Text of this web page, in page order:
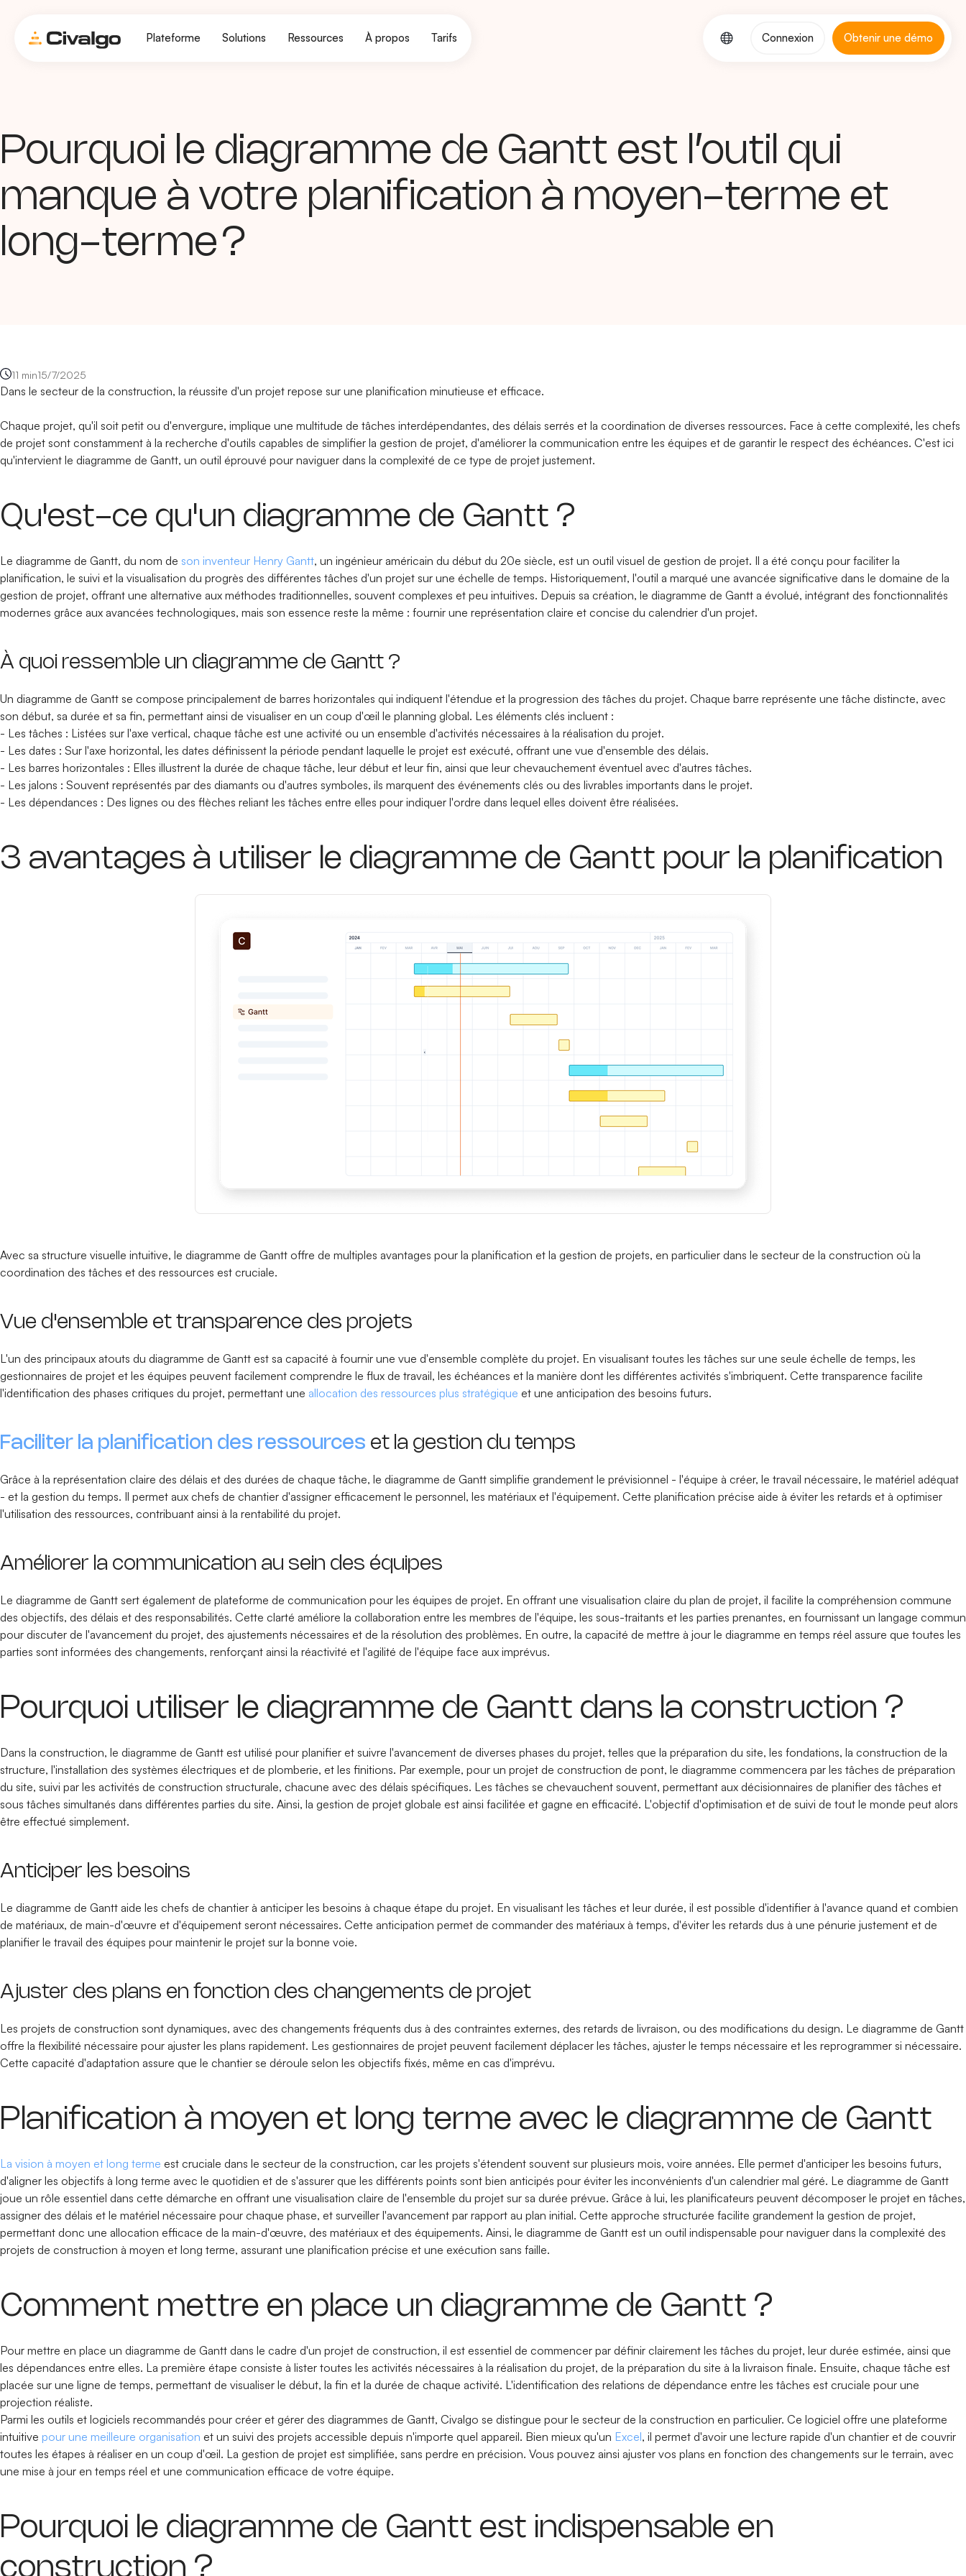
Plateforme Solutions Ressources À propos Tarifs Connexion Obtenir une démo
Pourquoi le diagramme de Gantt est l’outil qui
manque à votre planification à moyen-terme et
long-terme ?
11 min15/7/2025
Dans le secteur de la construction, la réussite d'un projet repose sur une planification minutieuse et efficace.
Chaque projet, qu'il soit petit ou d'envergure, implique une multitude de tâches interdépendantes, des délais serrés et la coordination de diverses ressources. Face à cette complexité, les chefs
de projet sont constamment à la recherche d'outils capables de simplifier la gestion de projet, d'améliorer la communication entre les équipes et de garantir le respect des échéances. C'est ici
qu'intervient le diagramme de Gantt, un outil éprouvé pour naviguer dans la complexité de ce type de projet justement.
Qu'est-ce qu'un diagramme de Gantt ?
Le diagramme de Gantt, du nom de son inventeur Henry Gantt, un ingénieur américain du début du 20e siècle, est un outil visuel de gestion de projet. Il a été conçu pour faciliter la
planification, le suivi et la visualisation du progrès des différentes tâches d'un projet sur une échelle de temps. Historiquement, l'outil a marqué une avancée significative dans le domaine de la
gestion de projet, offrant une alternative aux méthodes traditionnelles, souvent complexes et peu intuitives. Depuis sa création, le diagramme de Gantt a évolué, intégrant des fonctionnalités
modernes grâce aux avancées technologiques, mais son essence reste la même : fournir une représentation claire et concise du calendrier d'un projet.
À quoi ressemble un diagramme de Gantt ?
Un diagramme de Gantt se compose principalement de barres horizontales qui indiquent l'étendue et la progression des tâches du projet. Chaque barre représente une tâche distincte, avec
son début, sa durée et sa fin, permettant ainsi de visualiser en un coup d'œil le planning global. Les éléments clés incluent :
- Les tâches : Listées sur l'axe vertical, chaque tâche est une activité ou un ensemble d'activités nécessaires à la réalisation du projet.
- Les dates : Sur l'axe horizontal, les dates définissent la période pendant laquelle le projet est exécuté, offrant une vue d'ensemble des délais.
- Les barres horizontales : Elles illustrent la durée de chaque tâche, leur début et leur fin, ainsi que leur chevauchement éventuel avec d'autres tâches.
- Les jalons : Souvent représentés par des diamants ou d'autres symboles, ils marquent des événements clés ou des livrables importants dans le projet.
- Les dépendances : Des lignes ou des flèches reliant les tâches entre elles pour indiquer l'ordre dans lequel elles doivent être réalisées.
3 avantages à utiliser le diagramme de Gantt pour la planification
Avec sa structure visuelle intuitive, le diagramme de Gantt offre de multiples avantages pour la planification et la gestion de projets, en particulier dans le secteur de la construction où la
coordination des tâches et des ressources est cruciale.
Vue d'ensemble et transparence des projets
L'un des principaux atouts du diagramme de Gantt est sa capacité à fournir une vue d'ensemble complète du projet. En visualisant toutes les tâches sur une seule échelle de temps, les
gestionnaires de projet et les équipes peuvent facilement comprendre le flux de travail, les échéances et la manière dont les différentes activités s'imbriquent. Cette transparence facilite
l'identification des phases critiques du projet, permettant une allocation des ressources plus stratégique et une anticipation des besoins futurs.
Faciliter la planification des ressources et la gestion du temps
Grâce à la représentation claire des délais et des durées de chaque tâche, le diagramme de Gantt simplifie grandement le prévisionnel - l'équipe à créer, le travail nécessaire, le matériel adéquat
- et la gestion du temps. Il permet aux chefs de chantier d'assigner efficacement le personnel, les matériaux et l'équipement. Cette planification précise aide à éviter les retards et à optimiser
l'utilisation des ressources, contribuant ainsi à la rentabilité du projet.
Améliorer la communication au sein des équipes
Le diagramme de Gantt sert également de plateforme de communication pour les équipes de projet. En offrant une visualisation claire du plan de projet, il facilite la compréhension commune
des objectifs, des délais et des responsabilités. Cette clarté améliore la collaboration entre les membres de l'équipe, les sous-traitants et les parties prenantes, en fournissant un langage commun
pour discuter de l'avancement du projet, des ajustements nécessaires et de la résolution des problèmes. En outre, la capacité de mettre à jour le diagramme en temps réel assure que toutes les
parties sont informées des changements, renforçant ainsi la réactivité et l'agilité de l'équipe face aux imprévus.
Pourquoi utiliser le diagramme de Gantt dans la construction ?
Dans la construction, le diagramme de Gantt est utilisé pour planifier et suivre l'avancement de diverses phases du projet, telles que la préparation du site, les fondations, la construction de la
structure, l'installation des systèmes électriques et de plomberie, et les finitions. Par exemple, pour un projet de construction de pont, le diagramme commencera par les tâches de préparation
du site, suivi par les activités de construction structurale, chacune avec des délais spécifiques. Les tâches se chevauchent souvent, permettant aux décisionnaires de planifier des tâches et
sous tâches simultanés dans différentes parties du site. Ainsi, la gestion de projet globale est ainsi facilitée et gagne en efficacité. L'objectif d'optimisation et de suivi de tout le monde peut alors
être effectué simplement.
Anticiper les besoins
Le diagramme de Gantt aide les chefs de chantier à anticiper les besoins à chaque étape du projet. En visualisant les tâches et leur durée, il est possible d'identifier à l'avance quand et combien
de matériaux, de main-d'œuvre et d'équipement seront nécessaires. Cette anticipation permet de commander des matériaux à temps, d'éviter les retards dus à une pénurie justement et de
planifier le travail des équipes pour maintenir le projet sur la bonne voie.
Ajuster des plans en fonction des changements de projet
Les projets de construction sont dynamiques, avec des changements fréquents dus à des contraintes externes, des retards de livraison, ou des modifications du design. Le diagramme de Gantt
offre la flexibilité nécessaire pour ajuster les plans rapidement. Les gestionnaires de projet peuvent facilement déplacer les tâches, ajuster le temps nécessaire et les reprogrammer si nécessaire.
Cette capacité d'adaptation assure que le chantier se déroule selon les objectifs fixés, même en cas d'imprévu.
Planification à moyen et long terme avec le diagramme de Gantt
La vision à moyen et long terme est cruciale dans le secteur de la construction, car les projets s'étendent souvent sur plusieurs mois, voire années. Elle permet d'anticiper les besoins futurs,
d'aligner les objectifs à long terme avec le quotidien et de s'assurer que les différents points sont bien anticipés pour éviter les inconvénients d'un calendrier mal géré. Le diagramme de Gantt
joue un rôle essentiel dans cette démarche en offrant une visualisation claire de l'ensemble du projet sur sa durée prévue. Grâce à lui, les planificateurs peuvent décomposer le projet en tâches,
assigner des délais et le matériel nécessaire pour chaque phase, et surveiller l'avancement par rapport au plan initial. Cette approche structurée facilite grandement la gestion de projet,
permettant donc une allocation efficace de la main-d'œuvre, des matériaux et des équipements. Ainsi, le diagramme de Gantt est un outil indispensable pour naviguer dans la complexité des
projets de construction à moyen et long terme, assurant une planification précise et une exécution sans faille.
Comment mettre en place un diagramme de Gantt ?
Pour mettre en place un diagramme de Gantt dans le cadre d'un projet de construction, il est essentiel de commencer par définir clairement les tâches du projet, leur durée estimée, ainsi que
les dépendances entre elles. La première étape consiste à lister toutes les activités nécessaires à la réalisation du projet, de la préparation du site à la livraison finale. Ensuite, chaque tâche est
placée sur une ligne de temps, permettant de visualiser le début, la fin et la durée de chaque activité. L'identification des relations de dépendance entre les tâches est cruciale pour une
projection réaliste.
Parmi les outils et logiciels recommandés pour créer et gérer des diagrammes de Gantt, Civalgo se distingue pour le secteur de la construction en particulier. Ce logiciel offre une plateforme
intuitive pour une meilleure organisation et un suivi des projets accessible depuis n'importe quel appareil. Bien mieux qu'un Excel, il permet d'avoir une lecture rapide d'un chantier et de couvrir
toutes les étapes à réaliser en un coup d'œil. La gestion de projet est simplifiée, sans perdre en précision. Vous pouvez ainsi ajuster vos plans en fonction des changements sur le terrain, avec
une mise à jour en temps réel et une communication efficace de votre équipe.
Pourquoi le diagramme de Gantt est indispensable en
construction ?